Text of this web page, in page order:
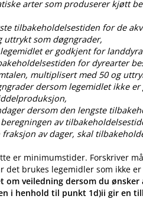
arter som produserer kjøtt
tilbakeholdelsestiden for de
uttrykt som døgngrader,
er godkjent for
for dyrearter
multiplisert med 50 og
dersom legemidlet ikke
dersom den lengste
av
av dager, skal
er minimumstider. Forskriver
det brukes legemidler som ikke
om veiledning dersom du
i henhold til punkt 1d)ii gir en